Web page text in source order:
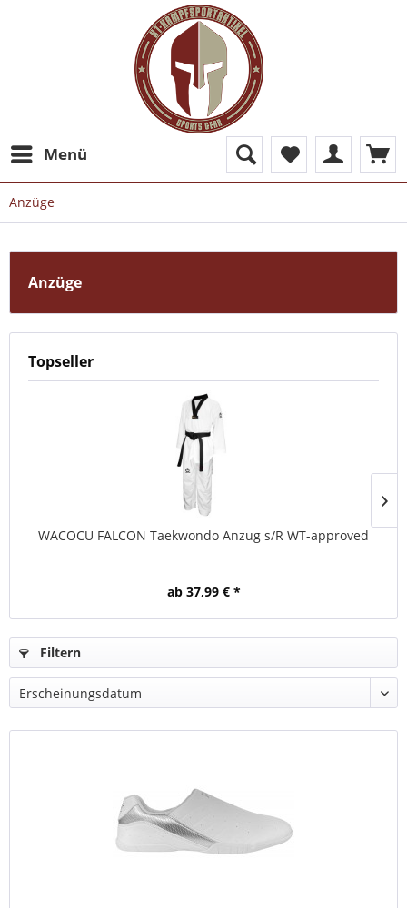
Menü
Anzüge
Anzüge
Topseller
WACOCU FALCON Taekwondo Anzug s/R WT-approved
ab 37,99 € *
Filtern